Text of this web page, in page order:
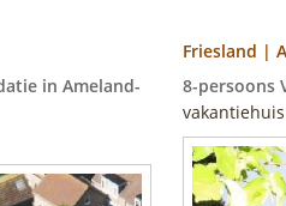
in Ameland-
Friesland |
8-persoons